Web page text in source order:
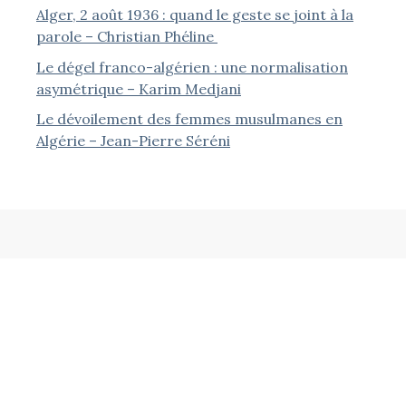
Alger, 2 août 1936 : quand le geste se joint à la
parole – Christian Phéline
Le dégel franco-algérien : une normalisation
asymétrique – Karim Medjani
Le dévoilement des femmes musulmanes en
Algérie – Jean-Pierre Séréni